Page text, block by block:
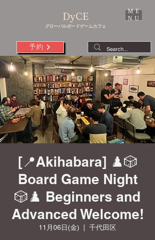
DyCE
グローバルボードゲームカフェ
予約
ME
NU
[📍Akihabara] ♟️🎲
Board Game Night
🎲♟️ Beginners and
Advanced Welcome!
11月06日(金) 千代田区